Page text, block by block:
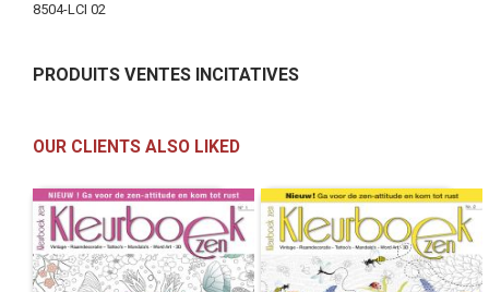
Information
8504-LCI 02
PRODUITS VENTES INCITATIVES
OUR CLIENTS ALSO LIKED